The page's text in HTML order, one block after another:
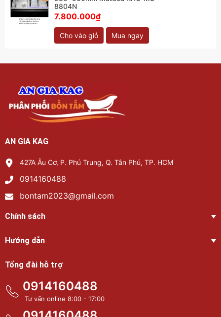
8804N
7.800.000₫
Cho vào giỏ Mua ngay
AN GIA KAG
427A Âu Cơ, P. Phú Trung, Q. Tân Phú, TP. HCM
0914160488
bontam2023@gmail.com
Chính sách
Hướng dẫn
Tổng đài hỗ trợ
0914160488
Tư vấn online 8:00 - 17:00